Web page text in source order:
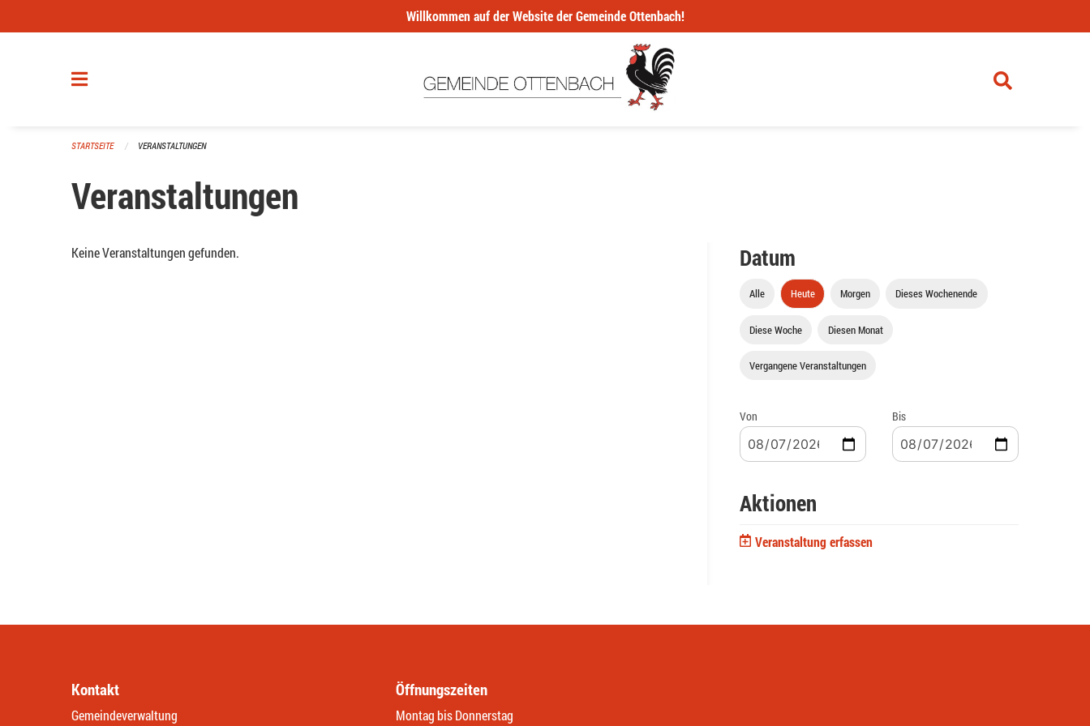
Willkommen auf der Website der Gemeinde Ottenbach!
STARTSEITE VERANSTALTUNGEN
Veranstaltungen
Keine Veranstaltungen gefunden. Datum
Alle Heute Morgen Dieses Wochenende
Diese Woche Diesen Monat
Vergangene Veranstaltungen
Von Bis
Aktionen
Veranstaltung erfassen
Kontakt
Gemeindeverwaltung
Öffnungszeiten
Montag bis Donnerstag